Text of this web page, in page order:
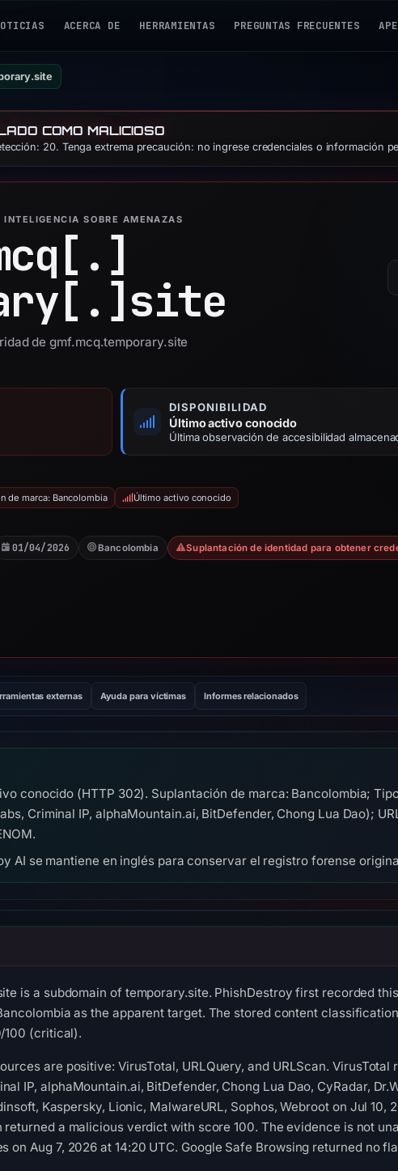
ACERCA DE HERRAMIENTAS PREGUNTAS FRECUENTES
COMO MALICIOSO
20. Tenga extrema precaución: no ingrese credenciales o información
SOBRE AMENAZAS
site
de gmf.mcq.temporary.site
DISPONIBILIDAD
Último activo conocido
Última observación de accesibilidad
de marca: Bancolombia Último activo conocido
01/04/2026 Bancolombia Suplantación de identidad para obtener
externas Ayuda para víctimas Informes relacionados
conocido (HTTP 302). Suplantación de marca: Bancolombia;
Criminal IP, alphaMountain.ai, BitDefender, Chong Lua Dao);
AI se mantiene en inglés para conservar el registro forense
is a subdomain of temporary.site. PhishDestroy first recorded
as the apparent target. The stored content
100 (critical).
are positive: VirusTotal, URLQuery, and URLScan.
IP, alphaMountain.ai, BitDefender, Chong Lua Dao, CyRadar,
Kaspersky, Lionic, MalwareURL, Sophos, Webroot on Jul 10,
returned a malicious verdict with score 100. The evidence is not
on Aug 7, 2026 at 14:20 UTC. Google Safe Browsing returned no